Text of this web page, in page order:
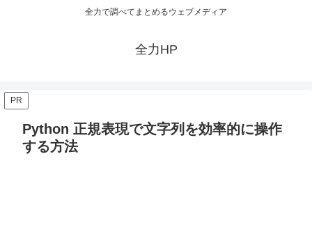
全力で調べてまとめるウェブメディア
全力HP
PR
Python 正規表現で文字列を効率的に操作
する方法